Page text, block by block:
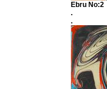
Ebru No:2
.
.